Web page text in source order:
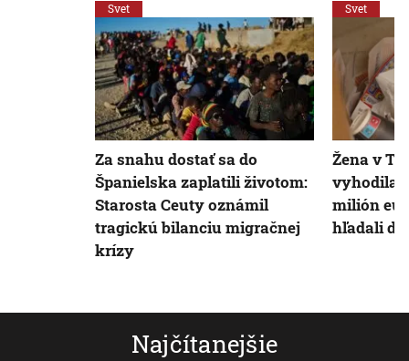
Najčítanejšie
Svet
Za snahu dostať sa do
Španielska zaplatili životom:
Starosta Ceuty oznámil
tragickú bilanciu migračnej
krízy
Svet
Žena v
vyhodila
milión
hľadali